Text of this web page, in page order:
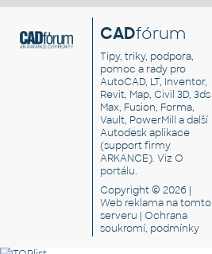
CADfórum
Tipy, triky, podpora,
pomoc a rady pro
AutoCAD, LT, Inventor,
Revit, Map, Civil 3D, 3ds
Max, Fusion, Forma,
Vault, PowerMill a další
Autodesk aplikace
(support firmy
ARKANCE). VizO
portálu.
Copyright © 2026 |
Web reklama na tomto
serveru |Ochrana
soukromí, podmínky